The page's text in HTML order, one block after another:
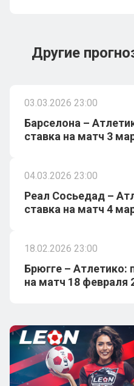
Другие
03.03.2026 23:00
Барселона –
ставка на матч 3
04.03.2026 23:00
Реал Сосьедад –
ставка на матч 4
18.02.2026 23:00
Брюгге – Атлетико:
на матч 18 февраля